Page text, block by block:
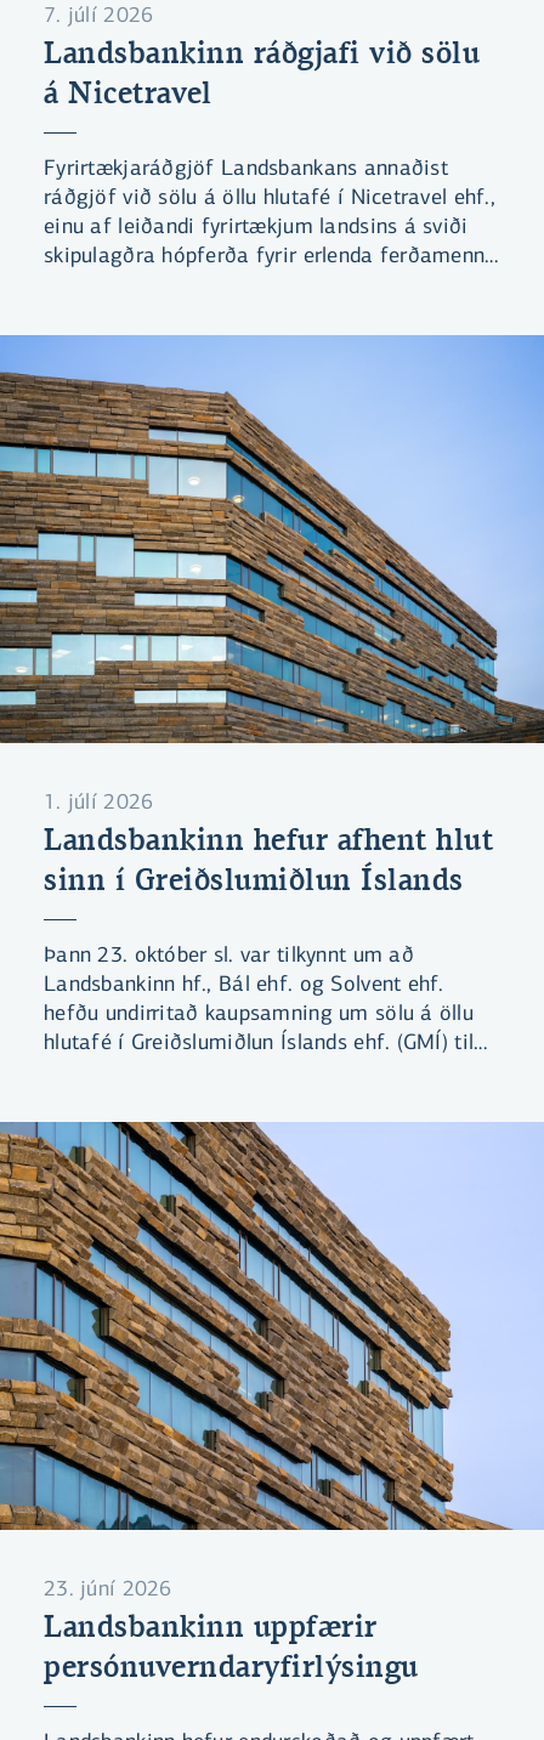
7. júlí 2026
Landsbankinn ráðgjafi við sölu
á Nicetravel
Fyrirtækjaráðgjöf Landsbankans annaðist
ráðgjöf við sölu á öllu hlutafé í Nicetravel ehf.,
einu af leiðandi fyrirtækjum landsins á sviði
skipulagðra hópferða fyrir erlenda ferðamenn.
1. júlí 2026
Landsbankinn hefur afhent hlut
sinn í Greiðslumiðlun Íslands
Þann 23. október sl. var tilkynnt um að
Landsbankinn hf., Bál ehf. og Solvent ehf.
hefðu undirritað kaupsamning um sölu á öllu
hlutafé í Greiðslumiðlun Íslands ehf. (GMÍ) til
Þann 28. maí sl. tilkynnti Samkeppniseftirlitið
að stofnunin hefði lokið rannsókn á kaupunum
og teldi ekki tilefni til frekari rannsóknar eða
íhlutunar.
23. júní 2026
Landsbankinn uppfærir
persónuverndaryfirlýsingu